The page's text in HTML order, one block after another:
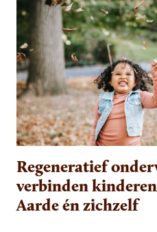
Regeneratief
verbinden
Aarde én zichzelf